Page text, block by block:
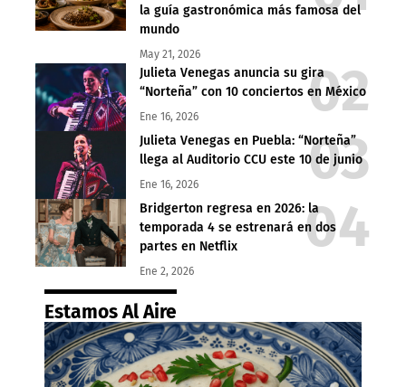
la guía gastronómica más famosa del
mundo
May 21, 2026
Julieta Venegas anuncia su gira
“Norteña” con 10 conciertos en México
Ene 16, 2026
Julieta Venegas en Puebla: “Norteña”
llega al Auditorio CCU este 10 de junio
Ene 16, 2026
Bridgerton regresa en 2026: la
temporada 4 se estrenará en dos
partes en Netflix
Ene 2, 2026
Estamos Al Aire